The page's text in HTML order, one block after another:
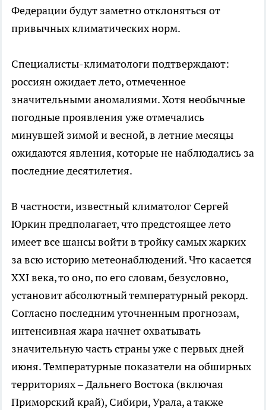
Федерации будут заметно отклоняться от
привычных климатических норм.
Специалисты-климатологи подтверждают:
россиян ожидает лето, отмеченное
значительными аномалиями. Хотя необычные
погодные проявления уже отмечались
минувшей зимой и весной, в летние месяцы
ожидаются явления, которые не наблюдались за
последние десятилетия.
В частности, известный климатолог Сергей
Юркин предполагает, что предстоящее лето
имеет все шансы войти в тройку самых жарких
за всю историю метеонаблюдений. Что касается
XXI века, то оно, по его словам, безусловно,
установит абсолютный температурный рекорд.
Согласно последним уточненным прогнозам,
интенсивная жара начнет охватывать
значительную часть страны уже с первых дней
июня. Температурные показатели на обширных
территориях – Дальнего Востока (включая
Приморский край), Сибири, Урала, а также